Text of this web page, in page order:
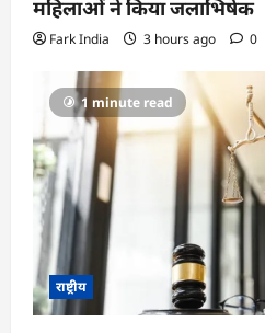
महिलाओं ने किया जलाभिषेक
Fark India 3 hours ago 0
1 minute read
राष्ट्रीय